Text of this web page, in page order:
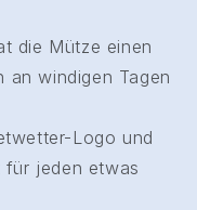
die Mütze einen
an windigen Tagen
Logo und
für jeden etwas